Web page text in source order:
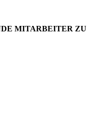
MITARBEITER ZU